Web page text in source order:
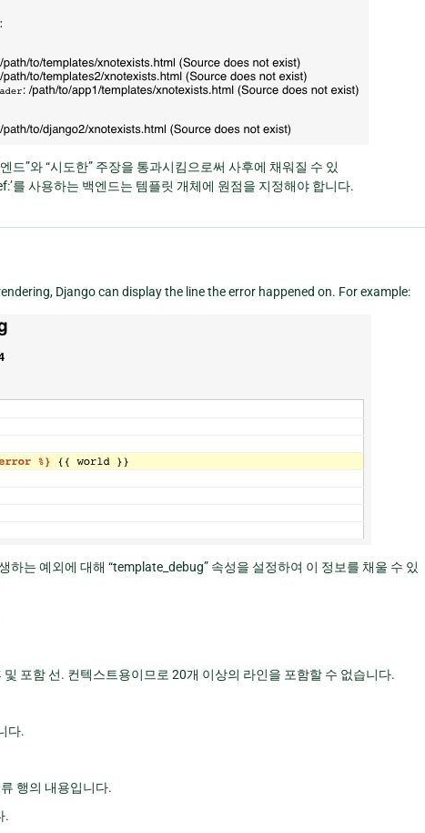
드”와 “시도한” 주장을 통과시킴으로써 사후에 채워질 수 있
를 사용하는 백엔드는 템플릿 개체에 원점을 지정해야 합니다.
Django can display the line the error happened on. For example:
는 예외에 대해 “template_debug” 속성을 설정하여 이 정보를 채울 수 있
및 포함 선. 컨텍스트용이므로 20개 이상의 라인을 포함할 수 없습니다.
다.
행의 내용입니다.
.